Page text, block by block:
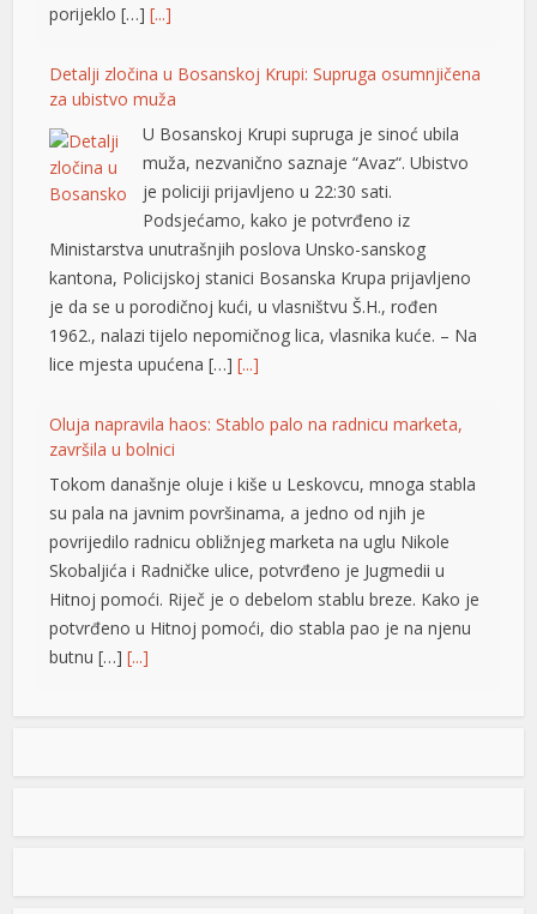
porijeklo […][...]
Detalji zločina u Bosanskoj Krupi: Supruga osumnjičena
za ubistvo muža
U Bosanskoj Krupi supruga je sinoć ubila
muža, nezvanično saznaje “Avaz“. Ubistvo
je policiji prijavljeno u 22:30 sati.
Podsjećamo, kako je potvrđeno iz
Ministarstva unutrašnjih poslova Unsko-sanskog
kantona, Policijskoj stanici Bosanska Krupa prijavljeno
je da se u porodičnoj kući, u vlasništvu Š.H., rođen
1962., nalazi tijelo nepomičnog lica, vlasnika kuće. – Na
lice mjesta upućena […][...]
Oluja napravila haos: Stablo palo na radnicu marketa,
završila u bolnici
Tokom današnje oluje i kiše u Leskovcu, mnoga stabla
su pala na javnim površinama, a jedno od njih je
povrijedilo radnicu obližnjeg marketa na uglu Nikole
Skobaljića i Radničke ulice, potvrđeno je Jugmedii u
Hitnoj pomoći. Riječ je o debelom stablu breze. Kako je
potvrđeno u Hitnoj pomoći, dio stabla pao je na njenu
butnu […][...]
Snimak s Jadrana izazvao bijes javnosti: Muškarac džet
Snimak s Kraljičine plaže u Ninu izazvao je
kako osoba na džet skiju prilazi
vodu za gašenje požara. Poznati hrvatski preduzetnik